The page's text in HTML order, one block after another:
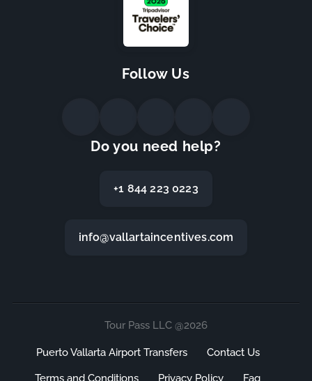
Follow Us
Do you need help?
+1 844 223 0223
info@vallartaincentives.com
Tour Pass LLC @2026
Puerto Vallarta Airport Transfers Contact Us
Terms and Conditions Privacy Policy Faq